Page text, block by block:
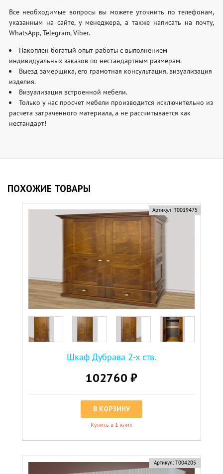
Все необходимые вопросы вы можете уточнить по телефонам,
указанным на сайте, у менеджера, а также написать на почту,
WhatsApp, Telegram, Viber.
Накоплен богатый опыт работы с выполнением
индивидуальных заказов по нестандартным размерам.
Выезд замерщика, его грамотная консультация, визуализация
изделия.
Визуализация встроенной мебели.
Только у нас просчет мебели производится исключительно из
расчета затраченного материала, а не рассчитывается как
нестандарт!
ПОХОЖИЕ ТОВАРЫ
Артикул: Т0019475
Шкаф Дубрава 2-х ств.
102760 ₽
В КОРЗИНУ
Купить в 1 клик
Артикул: Т004205